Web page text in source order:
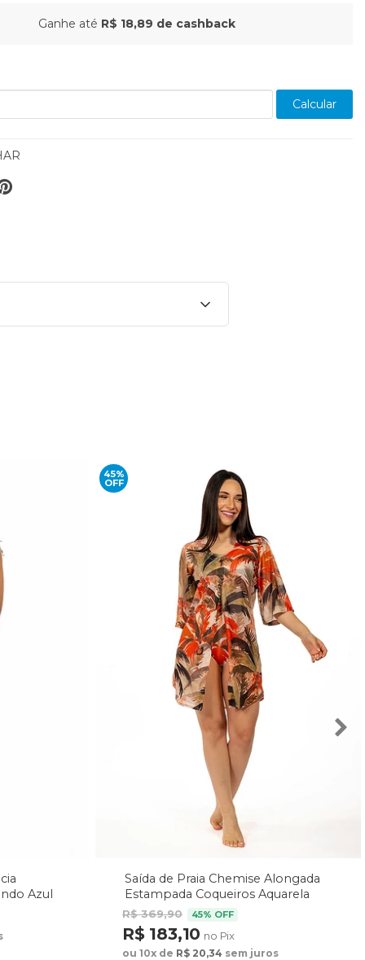
Ganhe até R$ 18,89 de cashback
Calcular
Azul
45%
OFF
Saída de Praia Chemise Alongada
Estampada Coqueiros Aquarela
R$ 369,90 45% OFF
R$ 183,10 no Pix
ou 10x de R$ 20,34 sem juros